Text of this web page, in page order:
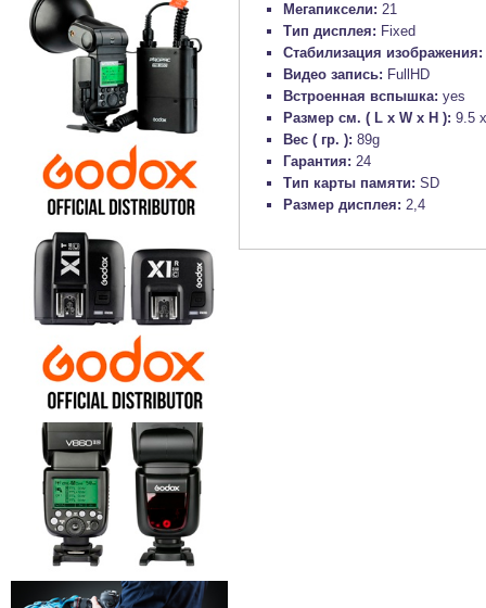
Мегапиксели: 21
Тип дисплея: Fixed
Стабилизация изображения:
Видео запись: FullHD
Встроенная вспышка: yes
Размер см. ( L x W x H ): 9.5
Вес ( гр. ): 89g
Гарантия: 24
Тип карты памяти: SD
Размер дисплея: 2,4